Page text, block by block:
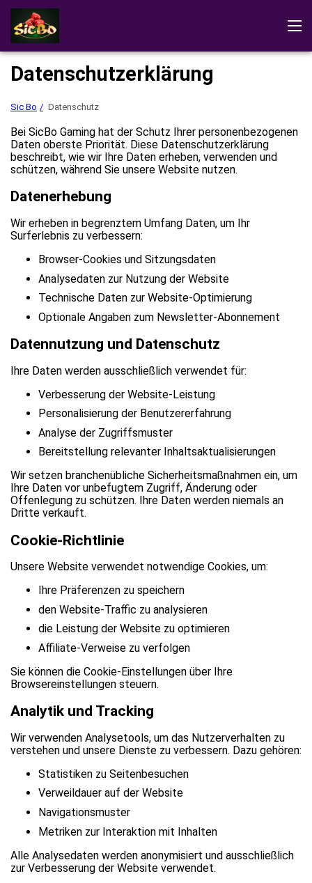
Sic Bo Bewertungen Demo Das Spiel herunterladen
Spielanleitung
Datenschutzerklärung
Sic Bo Datenschutz
Bei SicBo Gaming hat der Schutz Ihrer personenbezogenen
Daten oberste Priorität. Diese Datenschutzerklärung
beschreibt, wie wir Ihre Daten erheben, verwenden und
schützen, während Sie unsere Website nutzen.
Datenerhebung
Wir erheben in begrenztem Umfang Daten, um Ihr
Surferlebnis zu verbessern:
Browser-Cookies und Sitzungsdaten
Analysedaten zur Nutzung der Website
Technische Daten zur Website-Optimierung
Optionale Angaben zum Newsletter-Abonnement
Datennutzung und Datenschutz
Ihre Daten werden ausschließlich verwendet für:
Verbesserung der Website-Leistung
Personalisierung der Benutzererfahrung
Analyse der Zugriffsmuster
Bereitstellung relevanter Inhaltsaktualisierungen
Wir setzen branchenübliche Sicherheitsmaßnahmen ein, um
Ihre Daten vor unbefugtem Zugriff, Änderung oder
Offenlegung zu schützen. Ihre Daten werden niemals an
Dritte verkauft.
Cookie-Richtlinie
Unsere Website verwendet notwendige Cookies, um:
Ihre Präferenzen zu speichern
den Website-Traffic zu analysieren
die Leistung der Website zu optimieren
Affiliate-Verweise zu verfolgen
Sie können die Cookie-Einstellungen über Ihre
Browsereinstellungen steuern.
Analytik und Tracking
Wir verwenden Analysetools, um das Nutzerverhalten zu
verstehen und unsere Dienste zu verbessern. Dazu gehören:
Statistiken zu Seitenbesuchen
Verweildauer auf der Website
Navigationsmuster
Metriken zur Interaktion mit Inhalten
Alle Analysedaten werden anonymisiert und ausschließlich
zur Verbesserung der Website verwendet.